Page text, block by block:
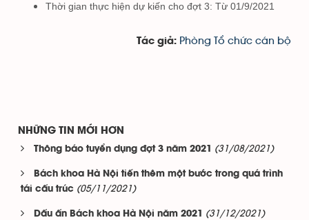
Thời gian thực hiện dự kiến cho đợt 3: Từ 01/9/2021
Tác giả: Phòng Tổ chức cán bộ
NHỮNG TIN MỚI HƠN
Thông báo tuyển dụng đợt 3 năm 2021 (31/08/2021)
Bách khoa Hà Nội tiến thêm một bước trong quá trình
tái cấu trúc (05/11/2021)
Dấu ấn Bách khoa Hà Nội năm 2021 (31/12/2021)